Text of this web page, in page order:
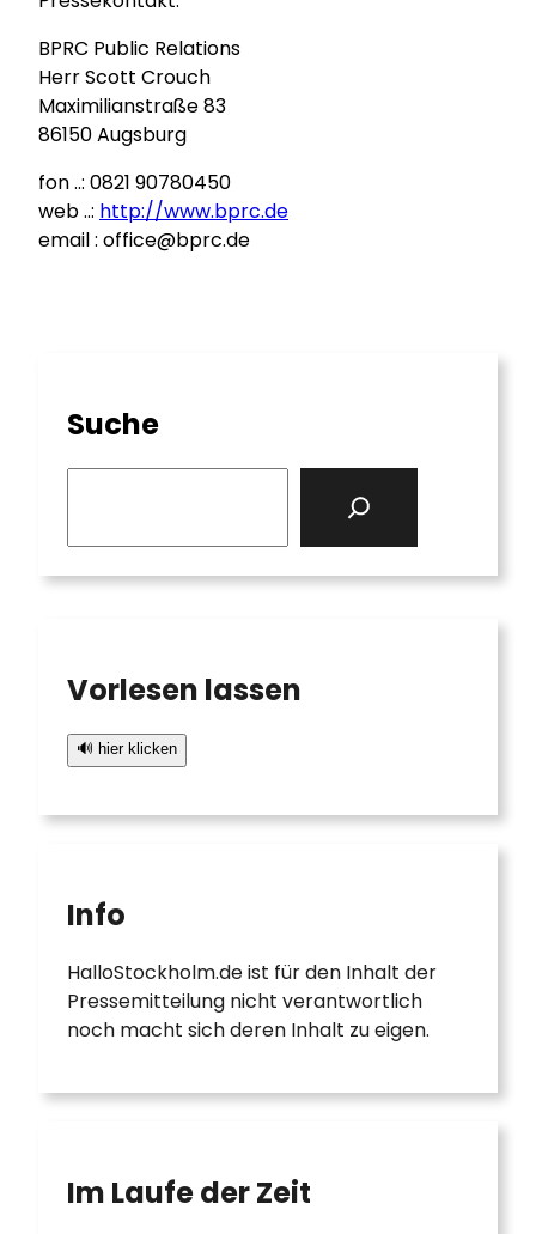
BPRC Public Relations
Herr Scott Crouch
Maximilianstraße 83
86150 Augsburg
fon ..: 0821 90780450
web ..: http://www.bprc.de
email : office@bprc.de
Suche
Vorlesen lassen
🔊 hier klicken
Info
HalloStockholm.de ist für den Inhalt der
Pressemitteilung nicht verantwortlich
noch macht sich deren Inhalt zu eigen.
Im Laufe der Zeit